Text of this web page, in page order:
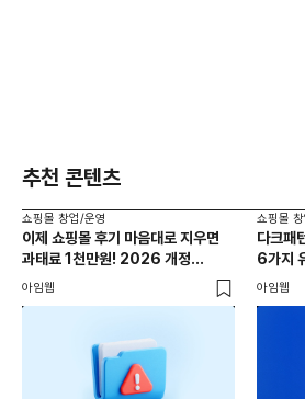
추천 콘텐츠
쇼핑몰 창업/운영
이제 쇼핑몰 후기 마음대로 지우면
과태료 1천만원! 2026 개정
전자상거래법 핵심 정리
아임웹
쇼핑몰
다크패
6가지
체크해
아임웹